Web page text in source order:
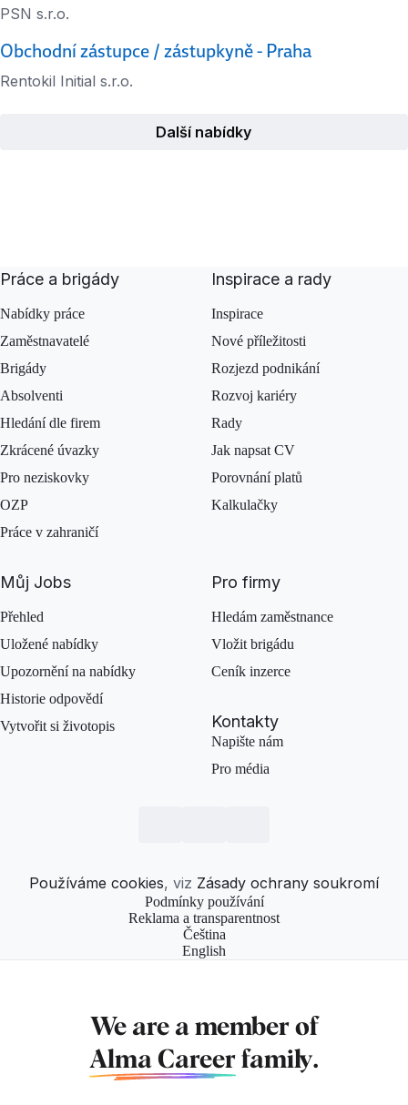
PSN s.r.o.
Obchodní zástupce / zástupkyně - Praha
Rentokil Initial s.r.o.
Další nabídky
Práce a brigády
Nabídky práce
Zaměstnavatelé
Brigády
Absolventi
Hledání dle firem
Zkrácené úvazky
Pro neziskovky
OZP
Práce v zahraničí
Inspirace a rady
Inspirace
Nové příležitosti
Rozjezd podnikání
Rozvoj kariéry
Rady
Jak napsat CV
Porovnání platů
Kalkulačky
Můj Jobs
Přehled
Uložené nabídky
Upozornění na nabídky
Historie odpovědí
Vytvořit si životopis
Pro firmy
Hledám zaměstnance
Vložit brigádu
Ceník inzerce
Kontakty
Napište nám
Pro média
Používáme cookies, viz Zásady ochrany soukromí
Podmínky používání
Reklama a transparentnost
Čeština
English
We are a member of
Alma Career family.